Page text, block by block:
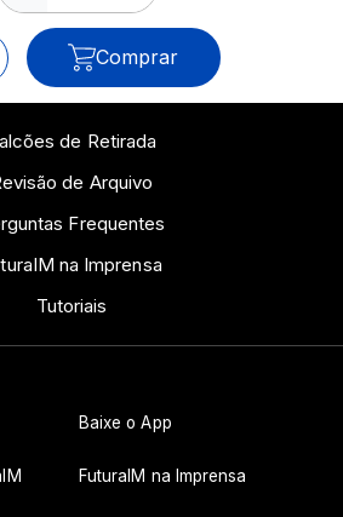
Comprar
de Retirada
de Arquivo
Frequentes
na Imprensa
Tutoriais
Baixe o App
FuturaIM na Imprensa